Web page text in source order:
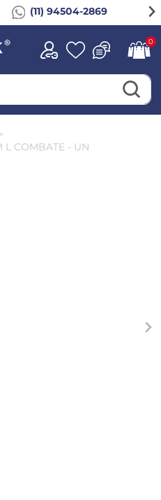
(11) 94504-2869
0
L COMBATE - UN